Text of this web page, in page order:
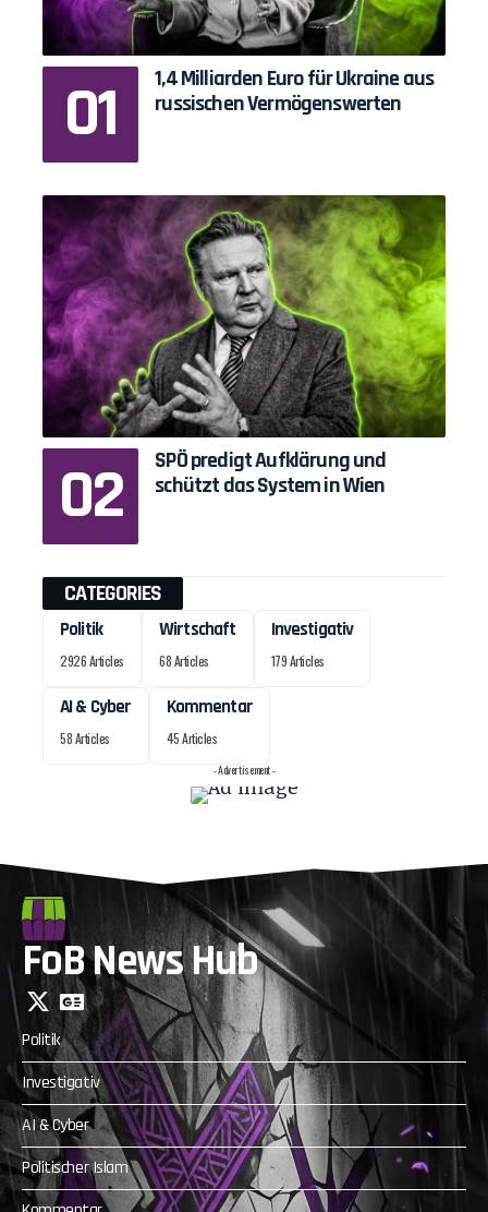
1,4 Milliarden Euro für Ukraine aus
russischen Vermögenswerten
SPÖ predigt Aufklärung und
schützt das System in Wien
CATEGORIES
Politik
2926 Articles
Wirtschaft
68 Articles
Investigativ
179 Articles
AI & Cyber
58 Articles
Kommentar
45 Articles
- Advertisement -
FoB News Hub
Politik
Investigativ
AI & Cyber
Politischer Islam